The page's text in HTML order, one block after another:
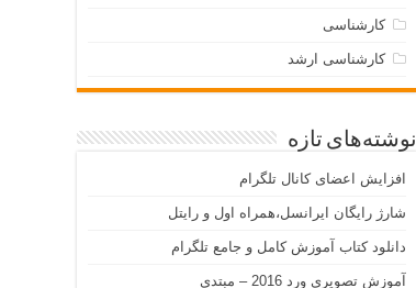
کارشناسی
کارشناسی ارشد
نوشته‌های تازه
افزایش اعضای کانال تلگرام
شارژ رایگان ایرانسل،همراه اول و رایتل
دانلود کتاب آموزش کامل و جامع تلگرام
آموزش تصویری ورد 2016 – مبتدی